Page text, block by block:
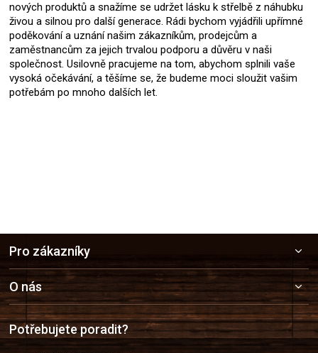
nových produktů a snažíme se udržet lásku k střelbě z náhubku
živou a silnou pro další generace. Rádi bychom vyjádřili upřímné
poděkování a uznání našim zákazníkům, prodejcům a
zaměstnancům za jejich trvalou podporu a důvěru v naši
společnost. Usilovně pracujeme na tom, abychom splnili vaše
vysoká očekávání, a těšíme se, že budeme moci sloužit vašim
potřebám po mnoho dalších let.
a
t
í
Pro zákazníky
O nás
Potřebujete poradit?